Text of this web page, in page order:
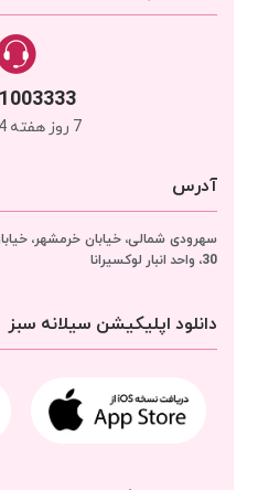
7 روز هفته 24 ساعته
آدرس
سهرودی شمالی، خیابان خرمشهر،
30، واحد انبار
لوکسیرانا
دانلود اپلیکیشن سیلانه سبز